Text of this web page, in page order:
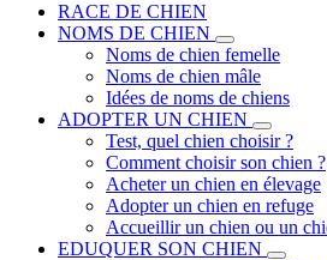
RACE DE CHIEN
NOMS DE CHIEN
Noms de chien femelle
Noms de chien mâle
Idées de noms de chiens
ADOPTER UN CHIEN
Test, quel chien choisir ?
Comment choisir son chien ?
Acheter un chien en élevage
Adopter un chien en refuge
Accueillir un chien ou un
EDUQUER SON CHIEN